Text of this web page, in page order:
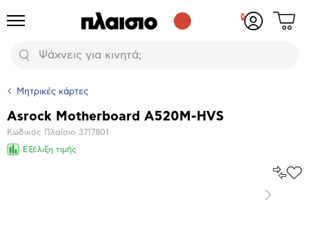
Προϊόντα
Αναζήτηση
Δες
Μητρικές κάρτες
Βασικά
χαρακτηριστικά
Asrock Motherboard A520M-HVS
Κωδικός Πλαίσιο 3717801
Εξέλιξη τιμής
Επόμενο